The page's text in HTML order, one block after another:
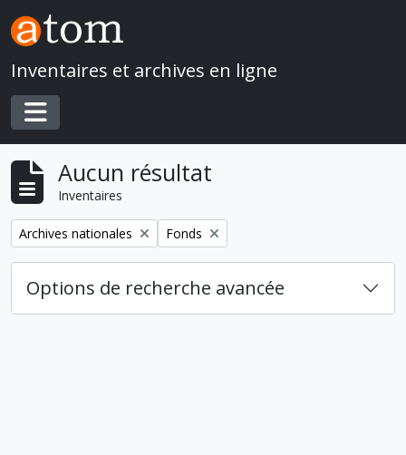
Skip to main content
Inventaires et archives en ligne
Toggle navigation
Aucun résultat
Inventaires
Remove filter:
Archives nationales Remove filter:
Fonds
Options de recherche avancée